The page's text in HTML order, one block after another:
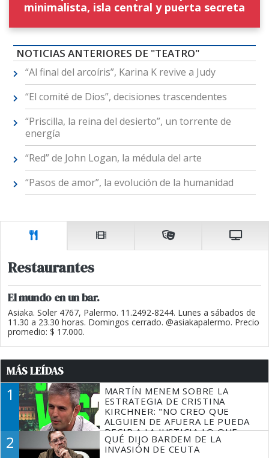
minimalista, isla central y puerta secreta
NOTICIAS ANTERIORES DE "TEATRO"
“Al final del arcoíris”, Karina K revive a Judy
“El comité de Dios”, decisiones trascendentes
“Priscilla, la reina del desierto”, un torrente de
energía
“Red” de John Logan, la médula del arte
“Pasos de amor”, la evolución de la humanidad
Restaurantes
El mundo en un bar.
Asiaka. Soler 4767, Palermo. 11.2492-8244. Lunes a sábados de
11.30 a 23.30 horas. Domingos cerrado. @asiakapalermo. Precio
promedio: $ 17.000.
MÁS LEÍDAS
1
MARTÍN MENEM SOBRE LA
ESTRATEGIA DE CRISTINA
KIRCHNER: "NO CREO QUE
ALGUIEN DE AFUERA LE PUEDA
DECIR A LA JUSTICIA LO QUE
TIENE QUE HACER"
2
QUÉ DIJO BARDEM DE LA
INVASIÓN DE CEUTA